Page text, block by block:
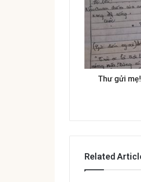
a
r
Thư gửi
Related